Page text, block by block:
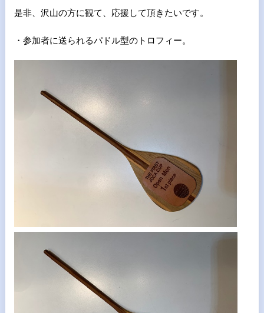
是非、沢山の方に観て、応援して頂きたいです。
・参加者に送られるパドル型のトロフィー。